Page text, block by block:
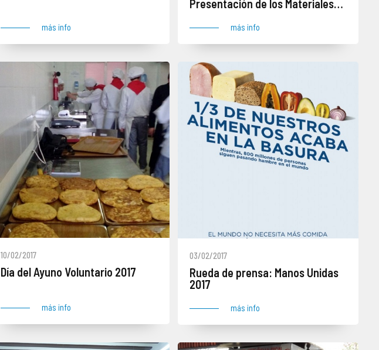
más info
Presentación de los Materiales
más info
10/02/2017
Día del Ayuno Voluntario 2017
más info
03/02/2017
Rueda de prensa: Manos Unidas
2017
más info